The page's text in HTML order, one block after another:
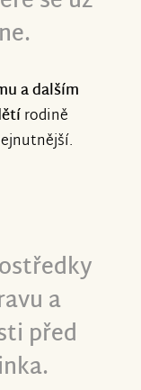
a dalším
rodině
a
před